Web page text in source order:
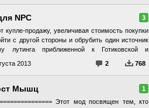
3
NPC
продажу, увеличивая стоимость покупки
с другой стороны и обрубить один источник
лутинга приближенной к Готиковской и
и одежда были не снимаемыми у неписей. Я
дубликаты всех распространенных бронек и
исходные играбельные. Правда всех
коснулось (ибо два последних пункта и так
этот плаг конфликтует с другими, вносящими
768
2
2013
1
Мышц
Этот мод посвящен тем, кто